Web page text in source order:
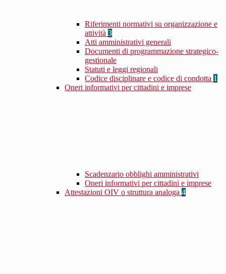
Riferimenti normativi su organizzazione e
attività 3
Atti amministrativi generali
Documenti di programmazione strategico-
gestionale
Statuti e leggi regionali
Codice disciplinare e codice di condotta 1
Oneri informativi per cittadini e imprese
Scadenzario obblighi amministrativi
Oneri informativi per cittadini e imprese
Attestazioni OIV o struttura analoga 4